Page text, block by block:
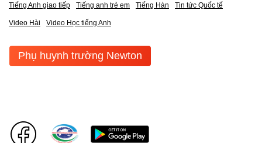
Tiếng Anh giao tiếp Tiếng anh trẻ em Tiếng Hàn Tin tức Quốc tế
Video Hài Video Học tiếng Anh
Phụ huynh trường Newton